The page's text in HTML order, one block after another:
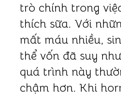
trò chính trong
thích sữa. Với
mất máu nhiều,
thể vốn đã suy
quá trình này
chậm hơn. Khi